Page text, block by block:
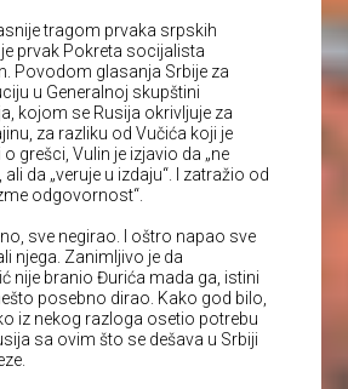
tragom prvaka srpskih
prvak Pokreta socijalista
Povodom glasanja Srbije za
u Generalnoj skupštini
kojom se Rusija okrivljuje za
za razliku od Vučića koji je
grešci, Vulin je izjavio da „ne
ali da „veruje u izdaju“. I zatražio od
odgovornost“.
sve negirao. I oštro napao sve
njega. Zanimljivo je da
nije branio Đurića mada ga, istini
posebno dirao. Kako god bilo,
iz nekog razloga osetio potrebu
sa ovim što se dešava u Srbiji